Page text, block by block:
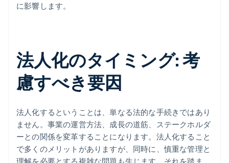
に影響します。
法人化のタイミング: 考
慮すべき要因
法人化するということは、単なる法的な手続きではあり
ません。事業の運営方法、成長の道筋、ステークホルダ
ーとの関係を変革することになります。法人化すること
で多くのメリットがありますが、同時に、慎重な管理と